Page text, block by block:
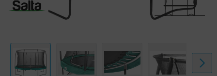
- Stilvolles Design.